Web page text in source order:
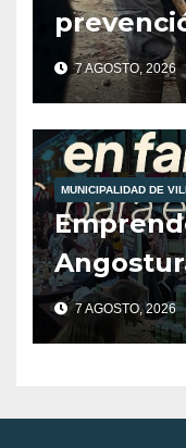
7 AGOSTO, 2026
MUNICIPALIDAD DE
de
7 AGOSTO, 2026